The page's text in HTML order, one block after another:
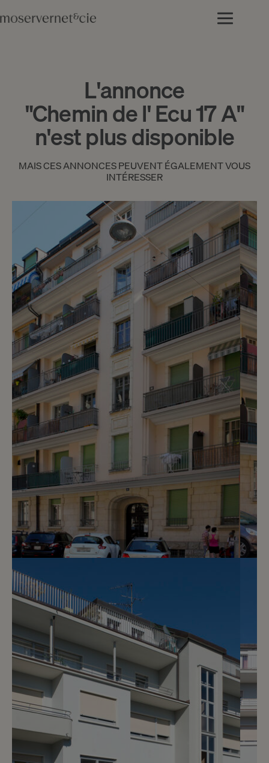
L'annonce
"Chemin de l' Ecu 17 A"
n'est plus disponible
MAIS CES ANNONCES PEUVENT ÉGALEMENT VOUS
INTÉRESSER
3
CHF 2’450.- / mois
Rue Liotard 38
Genève
2